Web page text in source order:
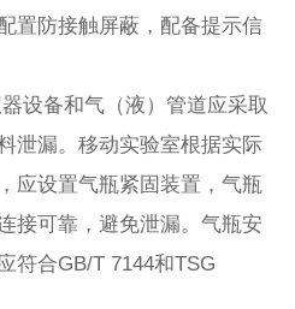
置防接触屏蔽，配备提示信
设备和气（液）管道应采取
泄漏。移动实验室根据实际
应设置气瓶紧固装置，气瓶
接可靠，避免泄漏。气瓶安
符合GB/T 7144和TSG